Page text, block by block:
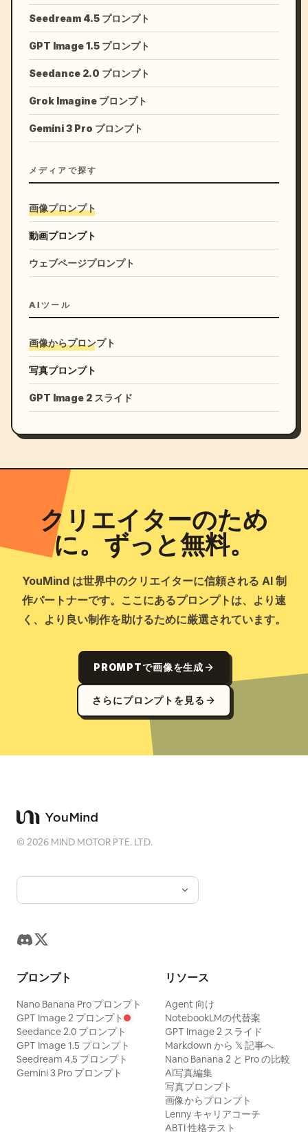
Seedream 4.5 プロンプト
GPT Image 1.5 プロンプト
Seedance 2.0 プロンプト
Grok Imagine プロンプト
Gemini 3 Pro プロンプト
メディアで探す
画像プロンプト
動画プロンプト
ウェブページプロンプト
AIツール
画像からプロンプト
写真プロンプト
GPT Image 2 スライド
クリエイターのため
に。ずっと無料。
YouMind は世界中のクリエイターに信頼される AI 制
作パートナーです。ここにあるプロンプトは、より速
く、より良い制作を助けるために厳選されています。
PROMPTで画像を生成
さらにプロンプトを見る
©2026 MIND MOTOR PTE. LTD.
プロンプト
Nano Banana Pro プロンプト
GPT Image 2 プロンプト
Seedance 2.0 プロンプト
GPT Image 1.5 プロンプト
Seedream 4.5 プロンプト
Gemini 3 Pro プロンプト
リソース
Agent 向け
NotebookLMの代替案
GPT Image 2 スライド
Markdown から 𝕏 記事へ
Nano Banana 2 と Pro の比較
AI写真編集
写真プロンプト
画像からプロンプト
Lenny キャリアコーチ
ABTI 性格テスト